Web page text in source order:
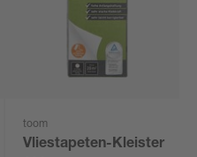
toom
Vliestapeten-Kleister